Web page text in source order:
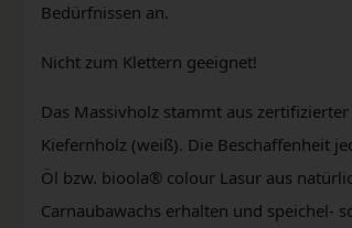
Bedürfnissen an.
Nicht zum Klettern geeignet!
Das Massivholz stammt aus
Kiefernholz (weiß). Die Beschaffenheit
Öl bzw. bioola® colour Lasur aus
Carnaubawachs erhalten und speichel-